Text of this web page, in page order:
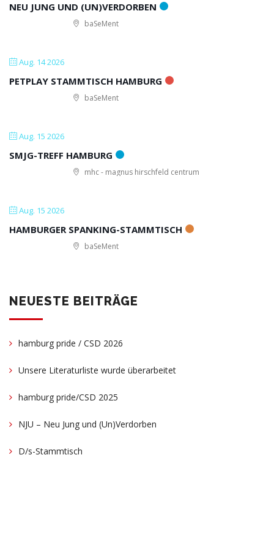
NEU JUNG UND (UN)VERDORBEN
baSeMent
Aug. 14 2026
PETPLAY STAMMTISCH HAMBURG
baSeMent
Aug. 15 2026
SMJG-TREFF HAMBURG
mhc - magnus hirschfeld centrum
Aug. 15 2026
HAMBURGER SPANKING-STAMMTISCH
baSeMent
NEUESTE BEITRÄGE
hamburg pride / CSD 2026
Unsere Literaturliste wurde überarbeitet
hamburg pride/CSD 2025
NJU – Neu Jung und (Un)Verdorben
D/s-Stammtisch